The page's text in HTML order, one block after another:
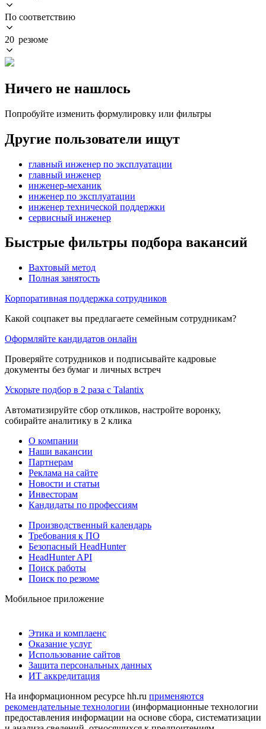
По соответствию
20 резюме
Ничего не нашлось
Попробуйте изменить формулировку или фильтры
Другие пользователи ищут
главный инженер по эксплуатации
главный инженер
инженер-механик
инженер по эксплуатации
инженер технической поддержки
сервисный инженер
Быстрые фильтры подбора вакансий
Вахтовый метод
Полная занятость
Корпоративная поддержка сотрудников
Какой соцпакет вы предлагаете семейным сотрудникам?
Оформляйте кандидатов онлайн
Проверяйте сотрудников и подписывайте кадровые
документы без бумаг и личных встреч
Ускорьте подбор в 2 раза с Talantix
Автоматизируйте сбор откликов, настройте воронку,
собирайте аналитику в 2 клика
О компании
Наши вакансии
Партнерам
Реклама на сайте
Новости и статьи
Инвесторам
Кандидаты по профессиям
Производственный календарь
Требования к ПО
Безопасный HeadHunter
HeadHunter API
Поиск работы
Поиск по резюме
Мобильное приложение
Этика и комплаенс
Оказание услуг
Использование сайтов
Защита персональных данных
ИТ аккредитация
На информационном ресурсе hh.ru применяются
рекомендательные технологии (информационные технологии
предоставления информации на основе сбора, систематизации